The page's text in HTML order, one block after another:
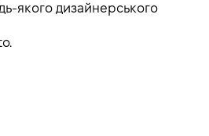
якого дизайнерського